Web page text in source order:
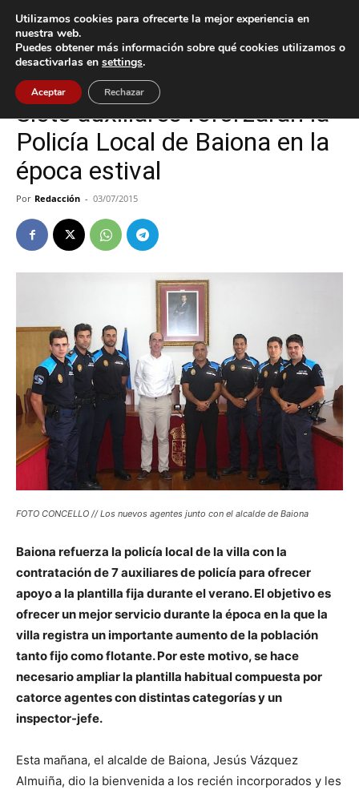
Inicio Baiona
Baiona
Siete auxiliares reforzarán la
Policía Local de Baiona en la
época estival
Por Redacción - 03/07/2015
FOTO CONCELLO // Los nuevos agentes junto con el alcalde de Baiona
Baiona refuerza la policía local de la villa con la
contratación de 7 auxiliares de policía para ofrecer
apoyo a la plantilla fija durante el verano. El objetivo es
ofrecer un mejor servicio durante la época en la que la
villa registra un importante aumento de la población
tanto fijo como flotante. Por este motivo, se hace
necesario ampliar la plantilla habitual compuesta por
catorce agentes con distintas categorías y un
inspector-jefe.
Esta mañana, el alcalde de Baiona, Jesús Vázquez
Almuiña, dio la bienvenida a los recién incorporados y les
Utilizamos cookies para ofrecerte la mejor experiencia en
nuestra web.
Puedes obtener más información sobre qué cookies utilizamos o
desactivarlas en settings.
Aceptar Rechazar